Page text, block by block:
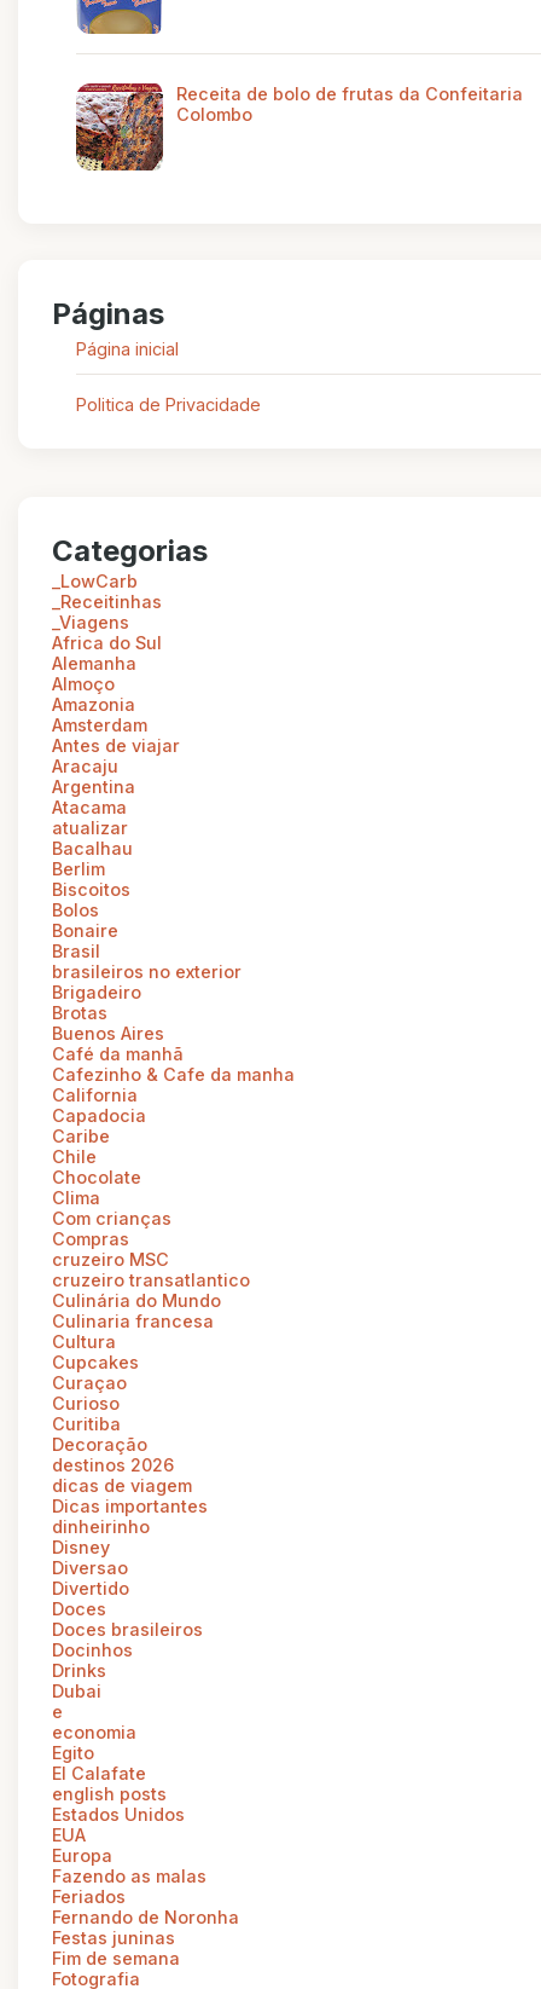
Receita de bolo de frutas da Confeitaria
Colombo
Páginas
Página inicial
Politica de Privacidade
Categorias
_LowCarb
_Receitinhas
_Viagens
Africa do Sul
Alemanha
Almoço
Amazonia
Amsterdam
Antes de viajar
Aracaju
Argentina
Atacama
atualizar
Bacalhau
Berlim
Biscoitos
Bolos
Bonaire
Brasil
brasileiros no exterior
Brigadeiro
Brotas
Buenos Aires
Café da manhã
Cafezinho & Cafe da manha
California
Capadocia
Caribe
Chile
Chocolate
Clima
Com crianças
Compras
cruzeiro MSC
cruzeiro transatlantico
Culinária do Mundo
Culinaria francesa
Cultura
Cupcakes
Curaçao
Curioso
Curitiba
Decoração
destinos 2026
dicas de viagem
Dicas importantes
dinheirinho
Disney
Diversao
Divertido
Doces
Doces brasileiros
Docinhos
Drinks
Dubai
e
economia
Egito
El Calafate
english posts
Estados Unidos
EUA
Europa
Fazendo as malas
Feriados
Fernando de Noronha
Festas juninas
Fim de semana
Fotografia